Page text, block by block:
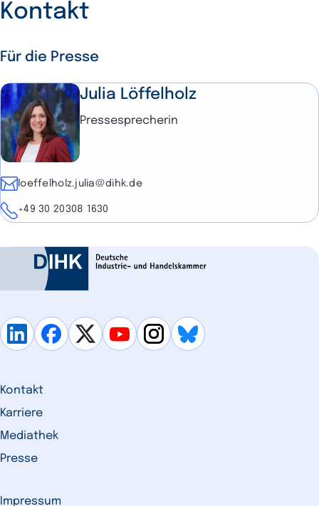
Kontakt
Für die Presse
Julia Löffelholz
Pressesprecherin
E-Mailloeffelholz.julia@dihk.de
Telefon
+49 30 20308 1630
Kontakt
Karriere
Mediathek
Presse
Impressum